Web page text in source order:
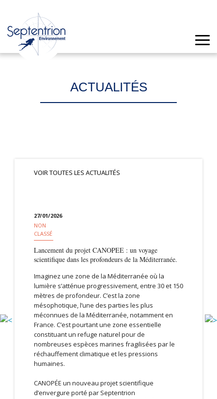
ACTUALITÉS
VOIR TOUTES LES ACTUALITÉS
27/01/2026
NON
CLASSÉ
Lancement du projet CANOPEE : un voyage
scientifique dans les profondeurs de la Méditerranée.
Imaginez une zone de la Méditerranée où la
lumière s’atténue progressivement,entre 30 et 150
mètres de profondeur. C’est la zone
mésophotique,l’une des parties les plus
méconnues de la Méditerranée, notamment en
France. C’est pourtant une zone essentielle
constituantun refuge naturel pour de
nombreuses espèces marines fragilisées par le
réchauffement climatique et les pressions
humaines.
CANOPÉE un nouveau projet scientifique
d’envergure porté par Septentrion